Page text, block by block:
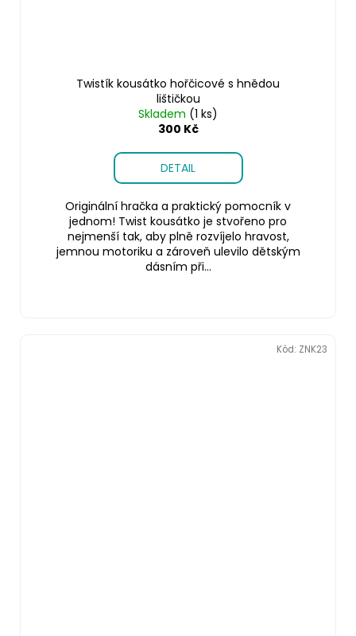
Twistík kousátko hořčicové s hnědou
lištičkou
Skladem (1 ks)
300 Kč
DETAIL
Originální hračka a praktický pomocník v
jednom! Twist kousátko je stvořeno pro
nejmenší tak, aby plně rozvíjelo hravost,
jemnou motoriku a zároveň ulevilo dětským
dásním při...
Kód: ZNK23